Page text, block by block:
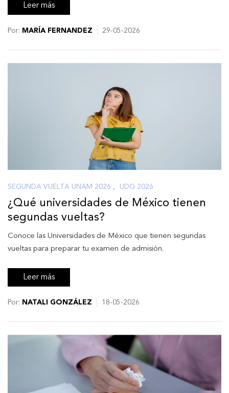
Leer más
Por: MARÍA FERNANDEZ 29-05-2026
SEGUNDA VUELTA UNAM 2026 , UDG 2026
¿Qué universidades de México tienen
segundas vueltas?
Conoce las Universidades de México que tienen segundas
vueltas para preparar tu examen de admisión.
Leer más
Por: NATALI GONZÁLEZ 18-05-2026